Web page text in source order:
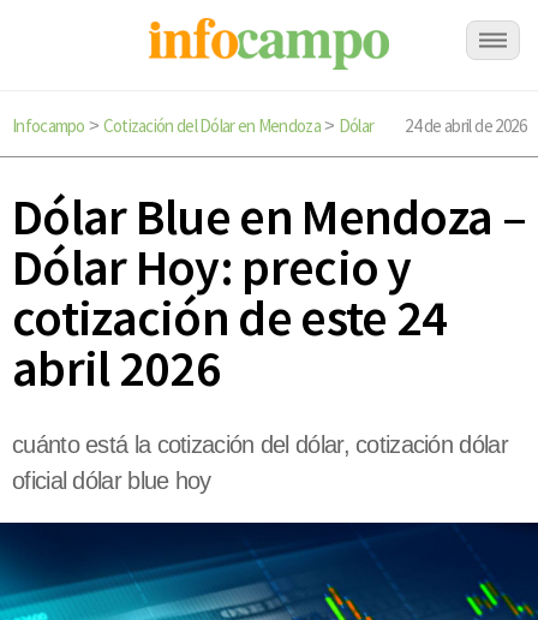
Infocampo > Cotización del Dólar en Mendoza> Dólar 24 de abril de 2026
Dólar Blue en Mendoza –
Dólar Hoy: precio y
cotización de este 24
abril 2026
cuánto está la cotización del dólar, cotización dólar
oficial dólar blue hoy